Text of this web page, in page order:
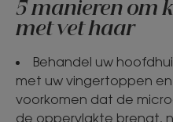
5 manieren om
met vet haar
Behandel uw
met uw vingertoppen
voorkomen dat de
de oppervlakte brengt,